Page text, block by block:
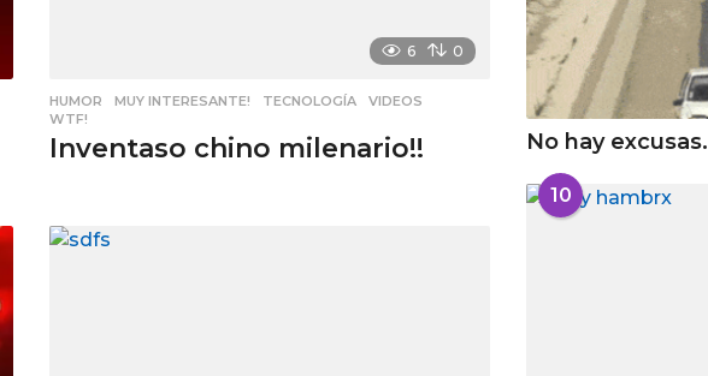
6 0
HUMOR ,MUY INTERESANTE! ,TECNOLOGÍA ,VIDEOS
WTF!
Inventaso chino milenario!! No hay excusas.
10